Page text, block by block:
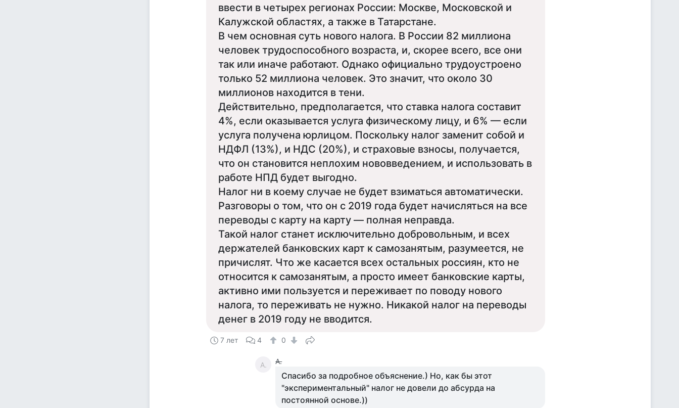
ввести в четырех регионах России: Москве, Московской и
Калужской областях, а также в Татарстане.
В чем основная суть нового налога. В России 82 миллиона
человек трудоспособного возраста, и, скорее всего, все они
так или иначе работают. Однако официально трудоустроено
только 52 миллиона человек. Это значит, что около 30
миллионов находится в тени.
Действительно, предполагается, что ставка налога составит
4%, если оказывается услуга физическому лицу, и 6% — если
услуга получена юрлицом. Поскольку налог заменит собой и
НДФЛ (13%), и НДС (20%), и страховые взносы, получается,
что он становится неплохим нововведением, и использовать в
работе НПД будет выгодно.
Налог ни в коему случае не будет взиматься автоматически.
Разговоры о том, что он с 2019 года будет начисляться на все
переводы с карту на карту — полная неправда.
Такой налог станет исключительно добровольным, и всех
держателей банковских карт к самозанятым, разумеется, не
причислят. Что же касается всех остальных россиян, кто не
относится к самозанятым, а просто имеет банковские карты,
активно ими пользуется и переживает по поводу нового
налога, то переживать не нужно. Никакой налог на переводы
денег в 2019 году не вводится.
7 лет 4 0
А. А.
Спасибо за подробное объяснение.) Но, как бы этот
"экспериментальный" налог не довели до абсурда на
постоянной основе.))